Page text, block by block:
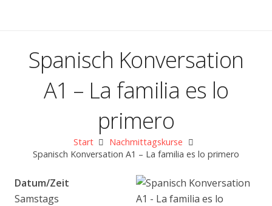
Spanisch Konversation
A1 – La familia es lo
primero
Start
Nachmittagskurse
Spanisch Konversation A1 – La familia es lo primero
Datum/Zeit
Samstags